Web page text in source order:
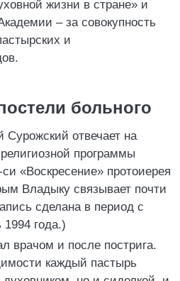
жизни в стране» и
– за совокупность
и
больного
отвечает на
программы
«Воскресение» протоиерея
Владыку связывает почти
сделана в период с
1994 года.)
врачом и после пострига.
каждый пастырь